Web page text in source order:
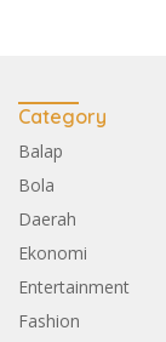
Category
Balap
Bola
Daerah
Ekonomi
Entertainment
Fashion